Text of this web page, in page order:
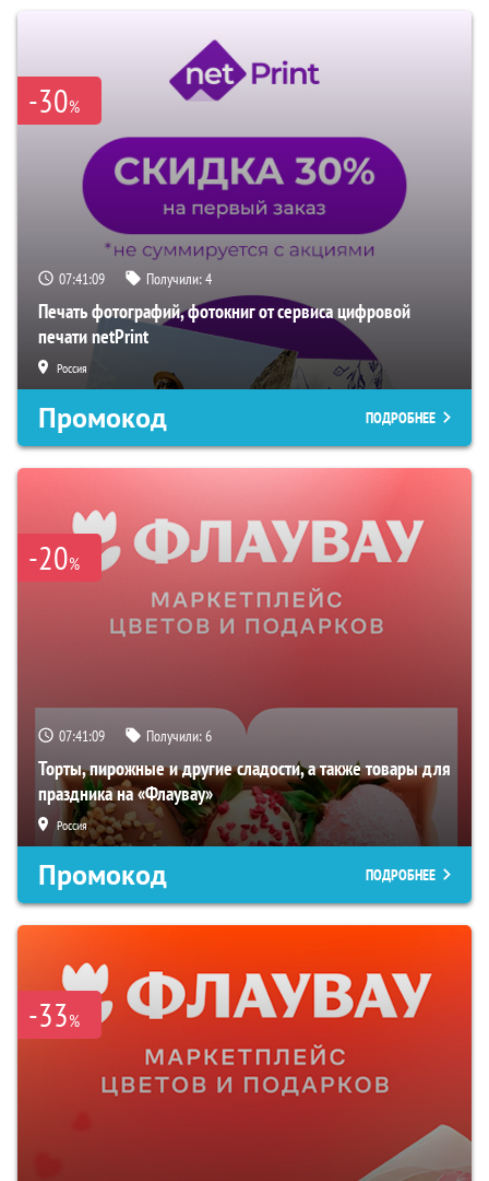
-30%
07:41:08 Получили:4
Печать фотографий, фотокниг от сервиса цифровой
печати netPrint
Россия
Промокод ПОДРОБНЕЕ
-20%
07:41:08 Получили:6
Торты, пирожные и другие сладости, а также товары для
праздника на «Флаувау»
Россия
Промокод ПОДРОБНЕЕ
-33%